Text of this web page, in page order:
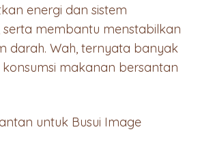
energi dan sistem
serta membantu menstabilkan
darah. Wah, ternyata banyak
makanan bersantan